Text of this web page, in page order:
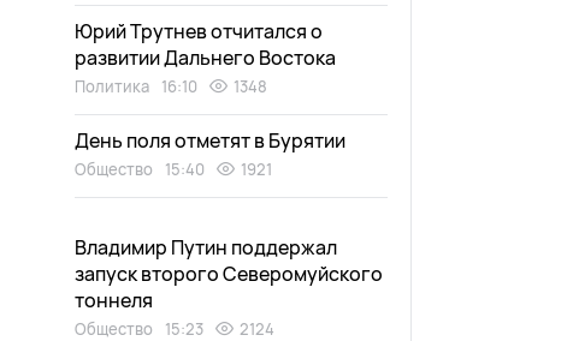
Юрий Трутнев отчитался о
развитии Дальнего Востока
Политика 16:10 1348
День поля отметят в Бурятии
Общество 15:40 1921
Владимир Путин поддержал
запуск второго Северомуйского
тоннеля
Общество 15:23 2124